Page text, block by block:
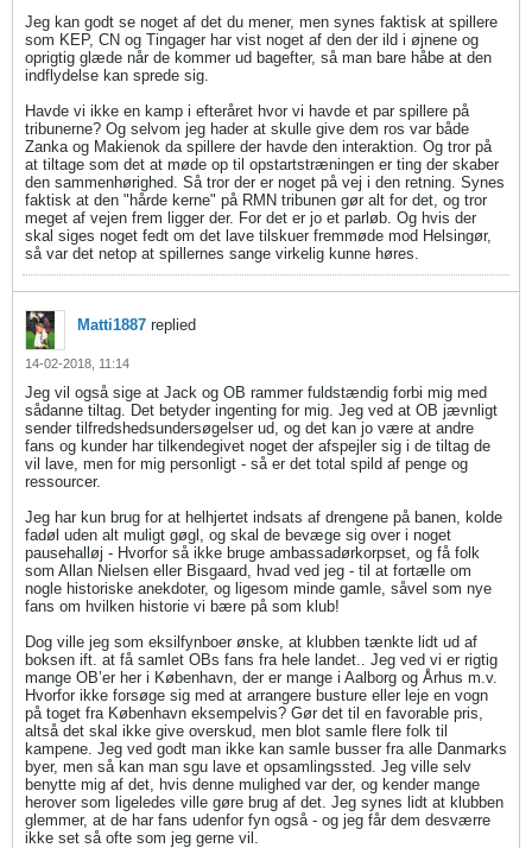
Jeg kan godt se noget af det du mener, men synes faktisk at spillere
som KEP, CN og Tingager har vist noget af den der ild i øjnene og
oprigtig glæde når de kommer ud bagefter, så man bare håbe at den
indflydelse kan sprede sig.
Havde vi ikke en kamp i efteråret hvor vi havde et par spillere på
tribunerne? Og selvom jeg hader at skulle give dem ros var både
Zanka og Makienok da spillere der havde den interaktion. Og tror på
at tiltage som det at møde op til opstartstræningen er ting der skaber
den sammenhørighed. Så tror der er noget på vej i den retning. Synes
faktisk at den "hårde kerne" på RMN tribunen gør alt for det, og tror
meget af vejen frem ligger der. For det er jo et parløb. Og hvis der
skal siges noget fedt om det lave tilskuer fremmøde mod Helsingør,
så var det netop at spillernes sange virkelig kunne høres.
Matti1887 replied
14-02-2018, 11:14
Jeg vil også sige at Jack og OB rammer fuldstændig forbi mig med
sådanne tiltag. Det betyder ingenting for mig. Jeg ved at OB jævnligt
sender tilfredshedsundersøgelser ud, og det kan jo være at andre
fans og kunder har tilkendegivet noget der afspejler sig i de tiltag de
vil lave, men for mig personligt - så er det total spild af penge og
ressourcer.
Jeg har kun brug for at helhjertet indsats af drengene på banen, kolde
fadøl uden alt muligt gøgl, og skal de bevæge sig over i noget
pausehalløj - Hvorfor så ikke bruge ambassadørkorpset, og få folk
som Allan Nielsen eller Bisgaard, hvad ved jeg - til at fortælle om
nogle historiske anekdoter, og ligesom minde gamle, såvel som nye
fans om hvilken historie vi bære på som klub!
Dog ville jeg som eksilfynboer ønske, at klubben tænkte lidt ud af
boksen ift. at få samlet OBs fans fra hele landet.. Jeg ved vi er rigtig
mange OB’er her i København, der er mange i Aalborg og Århus m.v.
Hvorfor ikke forsøge sig med at arrangere busture eller leje en vogn
på toget fra København eksempelvis? Gør det til en favorable pris,
altså det skal ikke give overskud, men blot samle flere folk til
kampene. Jeg ved godt man ikke kan samle busser fra alle Danmarks
byer, men så kan man sgu lave et opsamlingssted. Jeg ville selv
benytte mig af det, hvis denne mulighed var der, og kender mange
herover som ligeledes ville gøre brug af det. Jeg synes lidt at klubben
glemmer, at de har fans udenfor fyn også - og jeg får dem desværre
ikke set så ofte som jeg gerne vil.